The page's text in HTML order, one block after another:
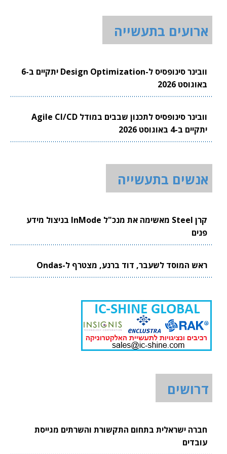
ארועים בתעשייה
וובינר סינופסיס ל-Design Optimization יתקיים ב-6
באוגוסט 2026
וובינר סינופסיס לתכנון שבבים במודל Agile CI/CD
יתקיים ב-4 באוגוסט 2026
אנשים בתעשייה
קרן Steel מאשימה את מנכ"ל InMode בניצול מידע
פנים
ראש המוסד לשעבר, דוד ברנע, מצטרף ל-Ondas
דרושים
חברה ישראלית בתחום התקשורת והשרתים מגייסת
עובדים